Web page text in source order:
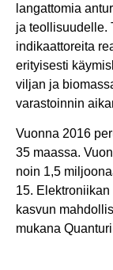
langattomia
ja teollisuudelle.
indikaattoreita
erityisesti
viljan ja
varastoinnin
Vuonna 2016
35 maassa.
noin 1,5
15.
kasvun
mukana